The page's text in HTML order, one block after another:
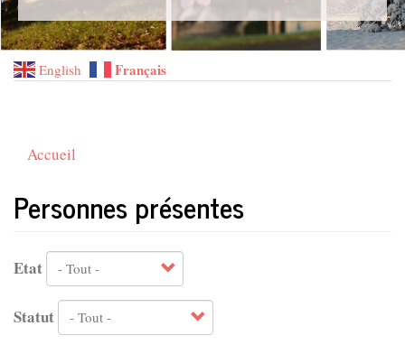
English Français
Accueil
Personnes présentes
Etat
Statut